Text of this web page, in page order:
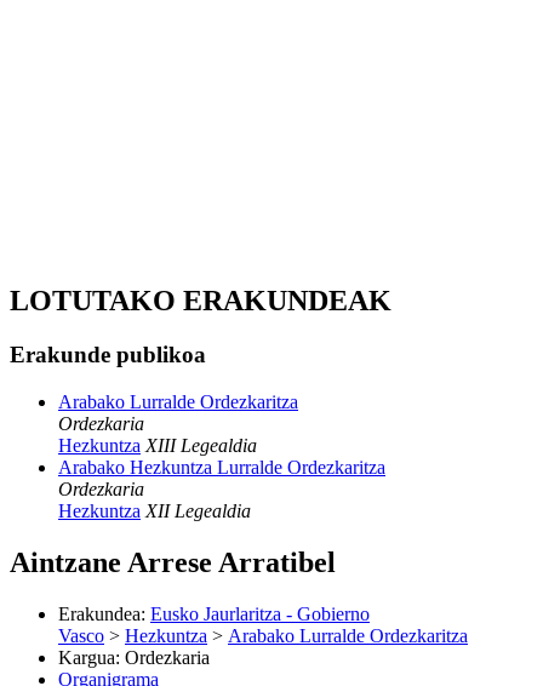
LOTUTAKO ERAKUNDEAK
Erakunde publikoa
Arabako Lurralde Ordezkaritza
Ordezkaria
Hezkuntza XIII Legealdia
Arabako Hezkuntza Lurralde Ordezkaritza
Ordezkaria
Hezkuntza XII Legealdia
Aintzane Arrese Arratibel
Erakundea: Eusko Jaurlaritza - Gobierno
Vasco > Hezkuntza > Arabako Lurralde Ordezkaritza
Kargua: Ordezkaria
Organigrama